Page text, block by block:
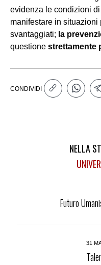
evidenza le condizioni
manifestare in situazioni
svantaggiati; la
questione strettamente
CONDIVIDI
NELLA
Futuro
31